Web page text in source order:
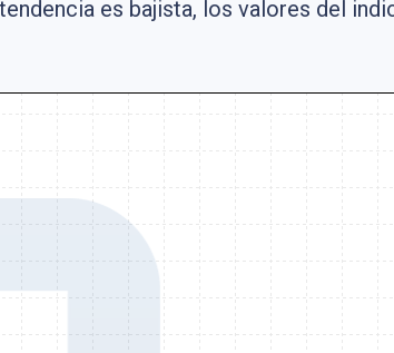
es bajista, los valores del